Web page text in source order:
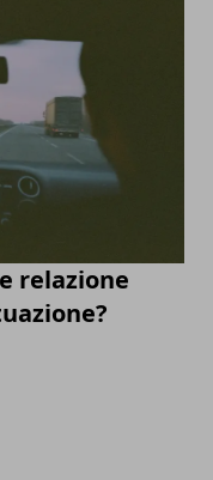
relazione